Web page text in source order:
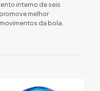
interno de seis
melhor
da bola.